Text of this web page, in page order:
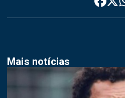
Mais notícias